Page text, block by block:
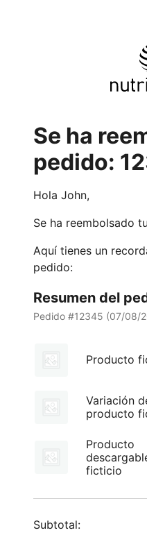
Se ha
pedido:
Hola John,
Se ha reembolsado
Aquí tienes un
pedido:
Resumen del
Pedido #12345 (07/08/
Producto
Variación
producto
Producto
ficticio
Subtotal: